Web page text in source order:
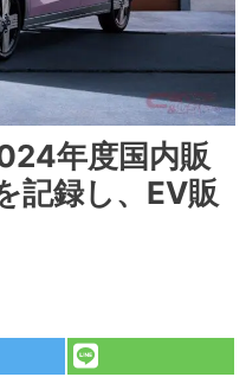
年度国内販
記録し、EV販